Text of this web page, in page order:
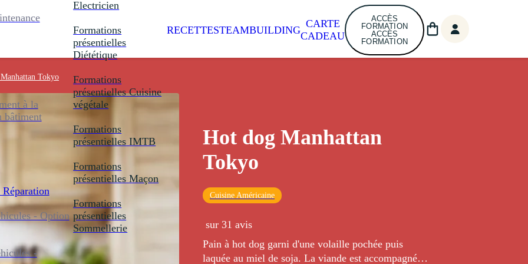
à la
bâtiment
- Option
-
Electricien
Formations
présentielles
Diététique
Formations
présentielles Cuisine
végétale
Formations
présentielles IMTB
Formations
présentielles Maçon
Formations
présentielles
Sommellerie
RECETTESTEAMBUILDING
CARTE
CADEAU
ACCÈS
FORMATION
ACCÈS
FORMATION
Tokyo
Hot dog Manhattan
Tokyo
Cuisine Américaine
sur 31 avis
Pain à hot dog garni d'une volaille pochée puis
laquée au miel de soja. La viande est accompagnée